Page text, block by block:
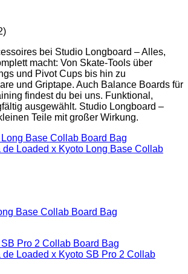
bei Studio Longboard – Alles,
macht: Von Skate-Tools über
und Pivot Cups bis hin zu
und Griptape. Auch Balance Boards für
findest du bei uns. Funktional,
ausgewählt. Studio Longboard –
Teile mit großer Wirkung.
Base Collab Board Bag